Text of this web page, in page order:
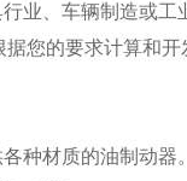
业、车辆制造或工
据您的要求计算和
种材质的油制动器